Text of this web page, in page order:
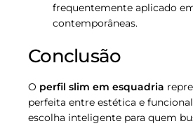
frequentemente aplicado
contemporâneas.
Conclusão
O perfil slim em esquadria
perfeita entre estética e
escolha inteligente para quem